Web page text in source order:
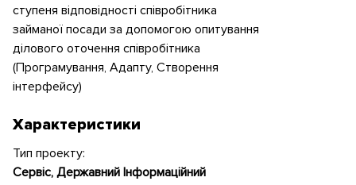
ступеня відповідності співробітника
займаної посади за допомогою опитування
ділового оточення співробітника
(Програмування, Адапту, Створення
інтерфейсу)
Характеристики
Тип проекту:
Сервіс, Державний Інформаційний